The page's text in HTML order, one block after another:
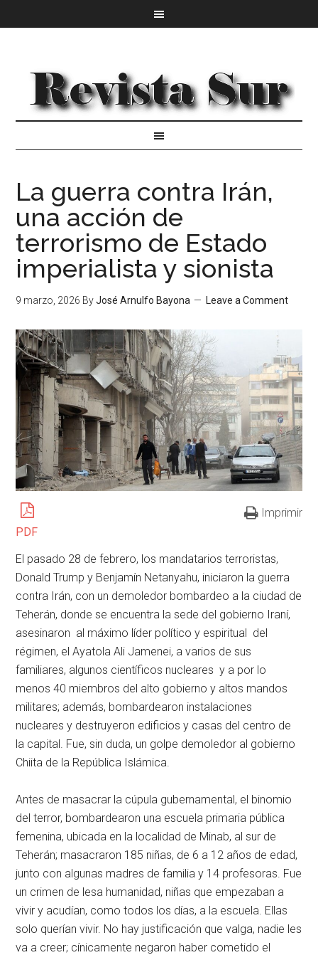
La guerra contra Irán,
una acción de
terrorismo de Estado
imperialista y sionista
9 marzo, 2026 ByJosé Arnulfo Bayona Leave a Comment
PDF
Imprimir
El pasado 28 de febrero, los mandatarios terroristas,
Donald Trump y Benjamín Netanyahu, iniciaron la guerra
contra Irán, con un demoledor bombardeo a la ciudad de
Teherán, donde se encuentra la sede del gobierno Iraní,
asesinaron al máximo líder político y espiritual del
régimen, el Ayatola Ali Jamenei, a varios de sus
familiares, algunos científicos nucleares y a por lo
menos 40 miembros del alto gobierno y altos mandos
militares; además, bombardearon instalaciones
nucleares y destruyeron edificios y casas del centro de
la capital. Fue, sin duda, un golpe demoledor al gobierno
Chiita de la República Islámica.
Antes de masacrar la cúpula gubernamental, el binomio
del terror, bombardearon una escuela primaria pública
femenina, ubicada en la localidad de Minab, al sur de
Teherán; masacraron 185 niñas, de 6 a 12 años de edad,
junto con algunas madres de familia y 14 profesoras. Fue
un crimen de lesa humanidad, niñas que empezaban a
vivir y acudían, como todos los días, a la escuela. Ellas
solo querían vivir. No hay justificación que valga, nadie les
va a creer; cínicamente negaron haber cometido el